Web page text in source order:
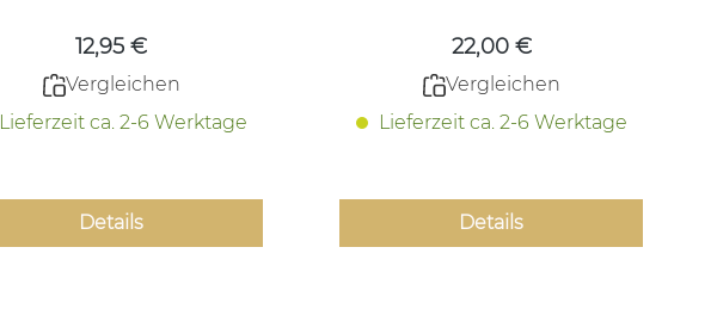
12,95 €
Vergleichen
Lieferzeit ca. 2-6 Werktage
Details
22,00 €
Vergleichen
Lieferzeit ca. 2-6 Werktage
Details